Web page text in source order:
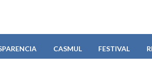
CASMUL FESTIVAL